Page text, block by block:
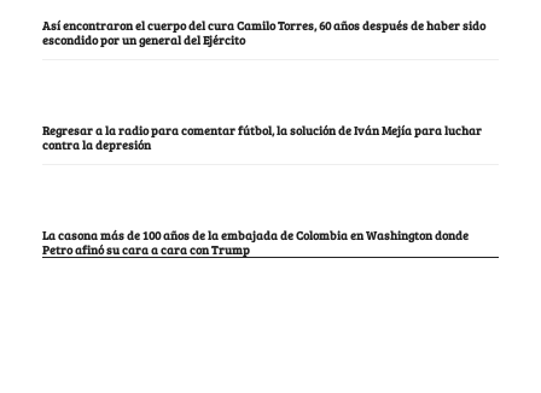
Así encontraron el cuerpo del cura Camilo Torres, 60 años después de haber sido
escondido por un general del Ejército
Regresar a la radio para comentar fútbol, la solución de Iván Mejía para luchar
contra la depresión
La casona más de 100 años de la embajada de Colombia en Washington donde
Petro afinó su cara a cara con Trump